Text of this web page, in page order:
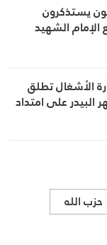
يستذكرون
الشهيد
الأشغال تطلق
البيدر على امتداد
حزب الله